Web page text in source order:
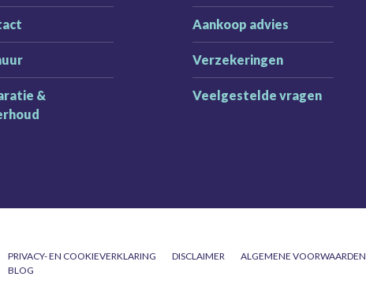
&
Aankoop advies
Verzekeringen
Veelgestelde vragen
PRIVACY- EN COOKIEVERKLARING DISCLAIMER
ALGEMENE VOORWAARDEN
BLOG